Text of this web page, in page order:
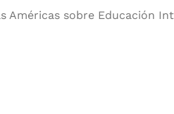
sobre Educación